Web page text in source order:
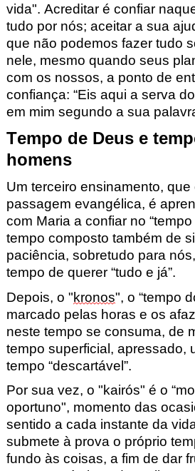
vida". Acreditar é confiar
tudo por nós; aceitar a sua
que não podemos fazer tudo
nele, mesmo quando seus
com os nossos, a ponto de
confiança: “Eis aqui a serva
em mim segundo a sua
Tempo de Deus e
homens
Um terceiro ensinamento,
passagem evangélica, é
com Maria a confiar no
tempo composto também de
paciência, sobretudo para
tempo de querer “tudo e já”.
Depois, o "kronos", o “tempo
marcado pelas horas e os
neste tempo se consuma, de
tempo superficial, apressado,
tempo “descartável”.
Por sua vez, o "kairós" é o
oportuno", momento das
sentido a cada instante da
submete à prova o próprio
fundo às coisas, a fim de dar